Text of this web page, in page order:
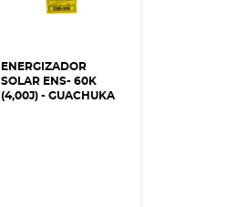
ENERGIZADOR
SOLAR ENS- 60K
(4,00J) - GUACHUKA